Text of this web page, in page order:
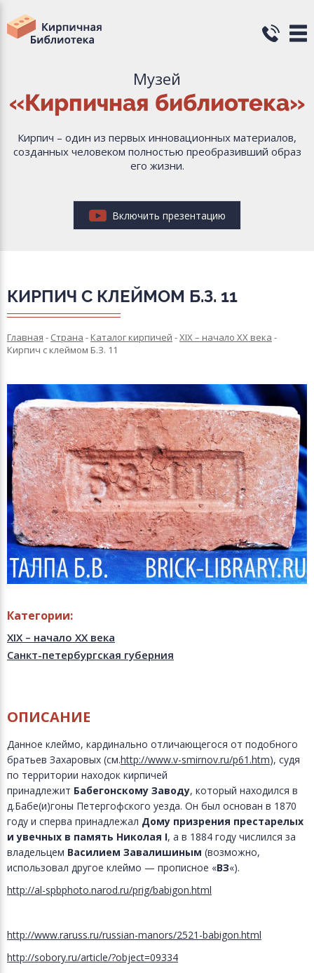
Музей
«Кирпичная библиотека»
Кирпич – один из первых инновационных материалов,
созданных человеком полностью преобразивший образ
его жизни.
Включить презентацию
КИРПИЧ С КЛЕЙМОМ Б.З. 11
Главная - Страна - Каталог кирпичей -XIX – начало XX века -
Кирпич с клеймом Б.З. 11
Категории:
XIX – начало XX века
Санкт-петербургская губерния
ОПИСАНИЕ
Данное клеймо, кардинально отличающегося от подобного
братьев Захаровых (см.http://www.v-smirnov.ru/p61.htm), судя
по территории находок кирпичей
принадлежит Бабегонскому Заводу, который находился в
д.Бабе(и)гоны Петергофского уезда. Он был основан в 1870
году и сперва принадлежал Дому призрения престарелых
и увечных в память Николая I, а в 1884 году числился за
владельцем Василием Завалишиным (возможно,
использовал другое клеймо — прописное «ВЗ«).
http://al-spbphoto.narod.ru/prig/babigon.html
http://www.raruss.ru/russian-manors/2521-babigon.html
http://sobory.ru/article/?object=09334